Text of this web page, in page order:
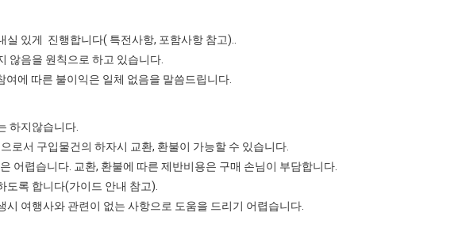
있게 진행합니다( 특전사항, 포함사항 참고)..
않음을 원칙으로 하고 있습니다.
에 따른 불이익은 일체 없음을 말씀드립니다.
하지않습니다.
로서 구입물건의 하자시 교환, 환불이 가능할 수 있습니다.
어렵습니다. 교환, 환불에 따른 제반비용은 구매 손님이 부담합니다.
록 합니다(가이드 안내 참고).
여행사와 관련이 없는 사항으로 도움을 드리기 어렵습니다.